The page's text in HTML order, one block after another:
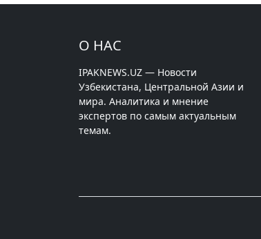
О НАС
IPAKNEWS.UZ — Новости
Узбекистана, Центральной Азии и
мира. Аналитика и мнение
экспертов по самым актуальным
темам.